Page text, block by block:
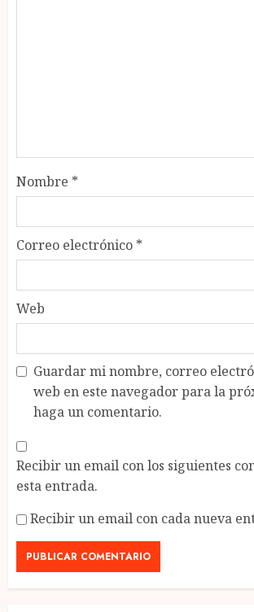
Nombre *
Correo electrónico *
Web
Guardar mi nombre, correo
web en este navegador para la
haga un comentario.
Recibir un email con los siguientes
esta entrada.
Recibir un email con cada nueva